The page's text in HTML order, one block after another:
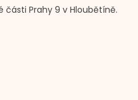
části Prahy 9 v Hloubětíně.